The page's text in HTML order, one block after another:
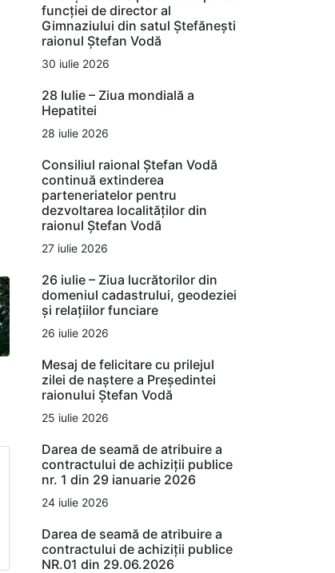
funcției de director al
Gimnaziului din satul Ștefănești
raionul Ștefan Vodă
30 iulie 2026
28 Iulie – Ziua mondială a
Hepatitei
28 iulie 2026
Consiliul raional Ștefan Vodă
continuă extinderea
parteneriatelor pentru
dezvoltarea localităților din
raionul Ștefan Vodă
27 iulie 2026
26 iulie – Ziua lucrătorilor din
domeniul cadastrului, geodeziei
și relațiilor funciare
26 iulie 2026
Mesaj de felicitare cu prilejul
zilei de naștere a Președintei
raionului Ștefan Vodă
25 iulie 2026
Darea de seamă de atribuire a
contractului de achiziții publice
nr. 1 din 29 ianuarie 2026
24 iulie 2026
Darea de seamă de atribuire a
contractului de achiziții publice
NR.01 din 29.06.2026